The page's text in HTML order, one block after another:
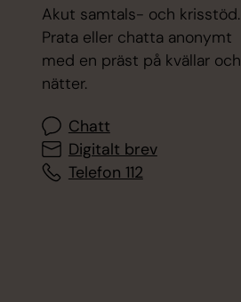
Akut samtals- och krisstöd.
Prata eller chatta anonymt
med en präst på kvällar och
nätter.
Chatt
Digitalt brev
Telefon 112